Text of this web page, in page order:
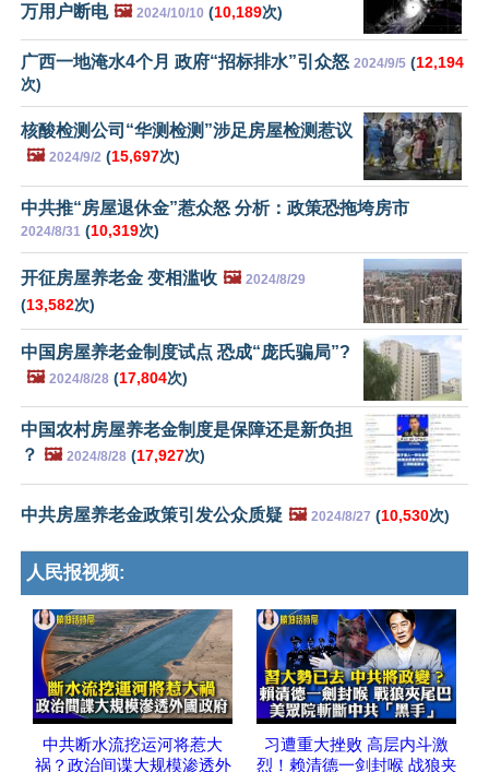
万用户断电 🖼️ 2024/10/10 (10,189次)
广西一地淹水4个月 政府“招标排水”引众怒 2024/9/5 (12,194
次)
核酸检测公司“华测检测”涉足房屋检测惹议
🖼️ 2024/9/2 (15,697次)
中共推“房屋退休金”惹众怒 分析：政策恐拖垮房市
2024/8/31 (10,319次)
开征房屋养老金 变相滥收 🖼️ 2024/8/29
(13,582次)
中国房屋养老金制度试点 恐成“庞氏骗局”?
🖼️ 2024/8/28 (17,804次)
中国农村房屋养老金制度是保障还是新负担
？ 🖼️ 2024/8/28 (17,927次)
中共房屋养老金政策引发公众质疑 🖼️ 2024/8/27 (10,530次)
人民报视频:
中共断水流挖运河将惹大
祸？政治间谍大规模渗透外
习遭重大挫败 高层内斗激
烈！赖清德一剑封喉 战狼夹